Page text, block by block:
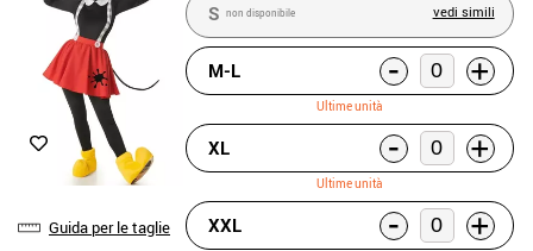
Guida per le taglie
S non disponibile vedi simili
M-L - +
Ultime unità
XL - +
Ultime unità
XXL - +